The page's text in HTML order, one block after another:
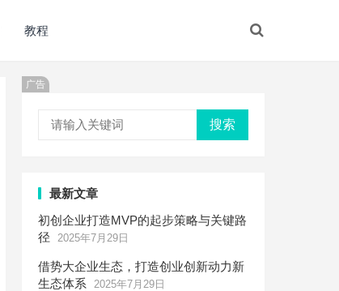
教程
广告
搜索
最新文章
初创企业打造MVP的起步策略与关键路
径
2025年7月29日
借势大企业生态，打造创业创新动力新
生态体系
2025年7月29日